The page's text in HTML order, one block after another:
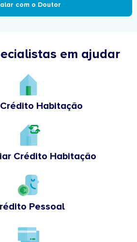
com o Doutor
em ajudar
Habitação
Crédito Habitação
Pessoal